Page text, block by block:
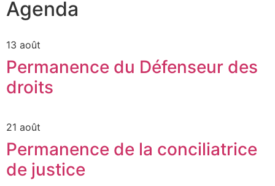
Agenda
13 août
Permanence du Défenseur des
droits
21 août
Permanence de la conciliatrice
de justice